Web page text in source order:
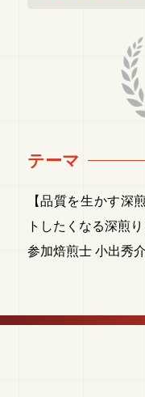
テーマ
【品質を生かす深
トしたくなる深煎り
参加焙煎士 小出秀介